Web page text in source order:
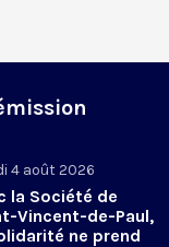
4 août 2026
la Société de
Vincent-de-Paul,
ne prend